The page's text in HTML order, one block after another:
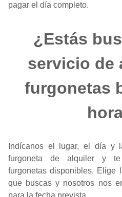
pagar el día completo.
¿Estás
servicio de
furgonetas
Indícanos el lugar, el día y
furgoneta de alquiler y te
furgonetas disponibles.
que buscas y nosotros nos
para la fecha prevista.